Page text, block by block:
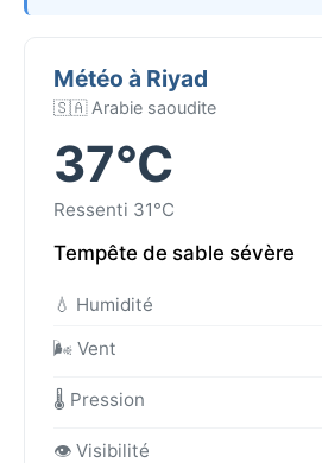
Météo à Riyad
🇸🇦 Arabie saoudite
37°C
Ressenti 31°C
Tempête de sable sévère
💧 Humidité
🌬️ Vent
🌡️ Pression
👁️ Visibilité